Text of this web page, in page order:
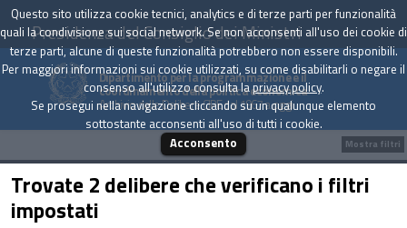
Presidenza del Consiglio dei Ministri
Dipartimento per la programmazione e il
coordinamento della politica economica
Archivio delle Delibere CIPE dal 1967 a oggi
Trovate 2 delibere che verificano i filtri
impostati
Mostra filtri
Questo sito utilizza cookie tecnici, analytics e di terze parti per funzionalità
quali la condivisione sui social network. Se non acconsenti all'uso dei cookie di
terze parti, alcune di queste funzionalità potrebbero non essere disponibili.
Per maggiori informazioni sui cookie utilizzati, su come disabilitarli o negare il
consenso all'utilizzo consulta laprivacy policy.
Se prosegui nella navigazione cliccando su un qualunque elemento
sottostante acconsenti all'uso di tutti i cookie.
Acconsento